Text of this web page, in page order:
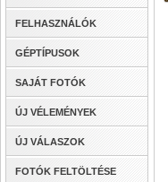
FELHASZNÁLÓK
GÉPTÍPUSOK
SAJÁT FOTÓK
ÚJ VÉLEMÉNYEK
ÚJ VÁLASZOK
FOTÓK FELTÖLTÉSE